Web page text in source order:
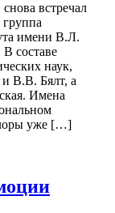
встречал
имени В.Л.
составе
наук,
В.В. Бялт, а
Имена
уже […]